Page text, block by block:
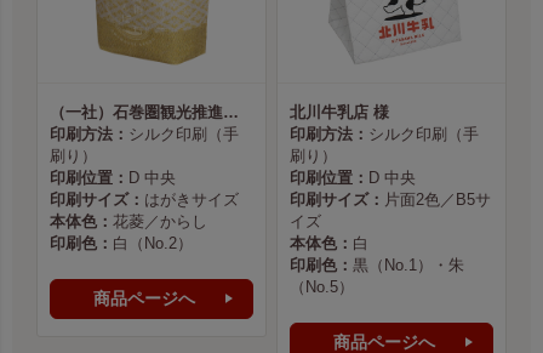
（一社）石巻圏観光推進機構様
印刷方法： シルク印刷（手
刷り）
印刷位置： D 中央
印刷サイズ： はがきサイズ
本体色： 花菱／からし
印刷色： 白（No.2）
商品ページへ
北川牛乳店 様
印刷方法： シルク印刷（手
刷り）
印刷位置： D 中央
印刷サイズ： 片面2色／B5サ
イズ
本体色： 白
印刷色： 黒（No.1）・朱
（No.5）
商品ページへ